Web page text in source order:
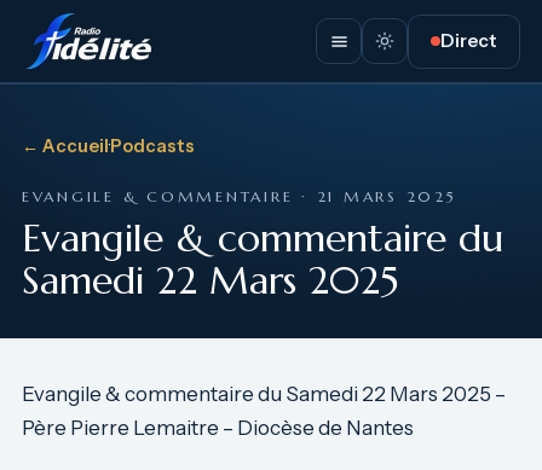
Direct
← Accueil·Podcasts
EVANGILE & COMMENTAIRE · 21 MARS 2025
Evangile & commentaire du
Samedi 22 Mars 2025
Evangile & commentaire du Samedi 22 Mars 2025 –
Père Pierre Lemaitre – Diocèse de Nantes